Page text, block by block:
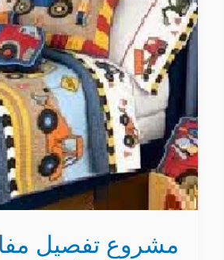
مشروع تفصيل
و
أفكار
جديدة
كيفية
تعلم
تصنيع
بالصور
و